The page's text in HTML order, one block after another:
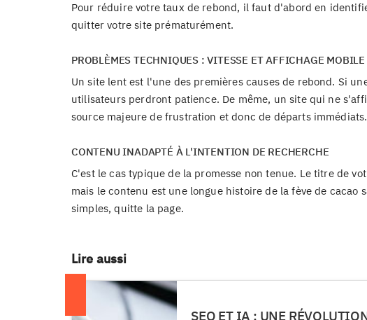
Pour réduire votre taux de rebond, il faut d'abord en
quitter votre site prématurément.
PROBLÈMES TECHNIQUES : VITESSE ET AFFICHAGE MOBILE
Un site lent est l'une des premières causes de rebond. Si
utilisateurs perdront patience. De même, un site qui ne
source majeure de frustration et donc de départs immédiats.
CONTENU INADAPTÉ À L'INTENTION DE RECHERCHE
C'est le cas typique de la promesse non tenue. Le titre de
mais le contenu est une longue histoire de la fève de
simples, quitte la page.
Lire aussi
SEO ET IA : UNE